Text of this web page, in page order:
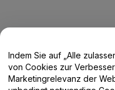
Hilfe-Center /
Indem Sie auf „Alle
von Cookies zur
Marketingrelevanz der Website zu. Ansonsten